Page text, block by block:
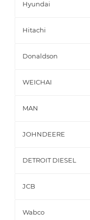
Hyundai
Hitachi
Donaldson
WEICHAI
MAN
JOHNDEERE
DETROIT DIESEL
JCB
Wabco